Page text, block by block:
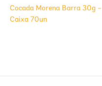
Cocada Morena Barra 30g –
Caixa 70un